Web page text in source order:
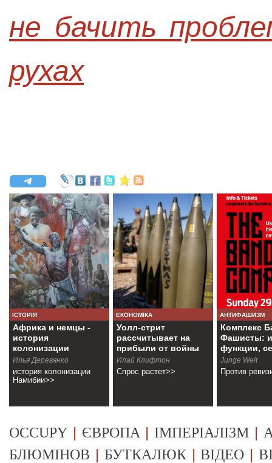
не бачить
рухах
ІСТОРІЯ
Африка и немцы -
история
колонизации
Намибии
Илья Деревянко
история колонизации
Намибии>>
ЕКОНОМІКА
Уолл-стрит
рассчитывает на
прибыли от войны
Илай Клифтон
Спрос растет>>
АНТИФАШИЗМ
Комплекс
Фашисты:
функции,
Junge Welt
Против
OCCUPY | ЄВРОПА | ІМПЕРІАЛІЗМ |
БЛЮМІНОВ | БУТКАЛЮК|ВІДЕО |